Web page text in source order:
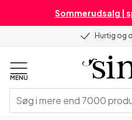
Sommerudsalg |
Hurtig og
MENU